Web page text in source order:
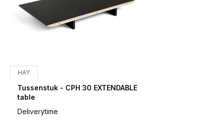
HAY
Tussenstuk - CPH 30 EXTENDABLE
table
Deliverytime